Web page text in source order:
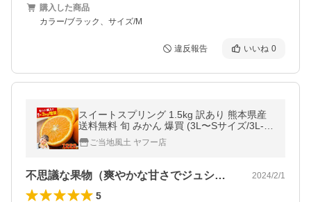
購入した商品
カラー/ブラック、サイズ/M
違反報告 いいね 0
スイートスプリング 1.5kg 訳あり 熊本県産
送料無料 旬 みかん 爆買 (3L〜Sサイズ/3L-S
混合) 1-5営業日以内に発送(土日祝除く)
ご当地風土 ヤフー店
不思議な果物（爽やかな甘さでジュシー） 2024/2/1
5